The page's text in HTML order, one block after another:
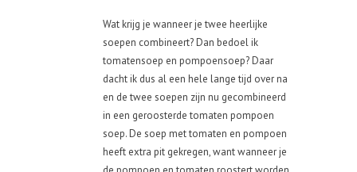
Wat krijg je wanneer je twee heerlijke
soepen combineert? Dan bedoel ik
tomatensoep en pompoensoep? Daar
dacht ik dus al een hele lange tijd over na
en de twee soepen zijn nu gecombineerd
in een geroosterde tomaten pompoen
soep. De soep met tomaten en pompoen
heeft extra pit gekregen, want wanneer je